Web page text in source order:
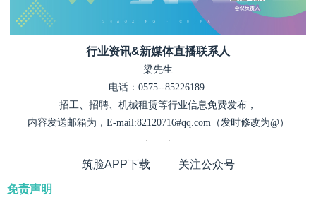
行业资讯&新媒体直播联系人
梁先生
电话：0575--85226189
招工、招聘、机械租赁等行业信息免费发布，
内容发送邮箱为，E-mail:82120716#qq.com（发时修改为@）
筑脸APP下载 关注公众号
免责声明